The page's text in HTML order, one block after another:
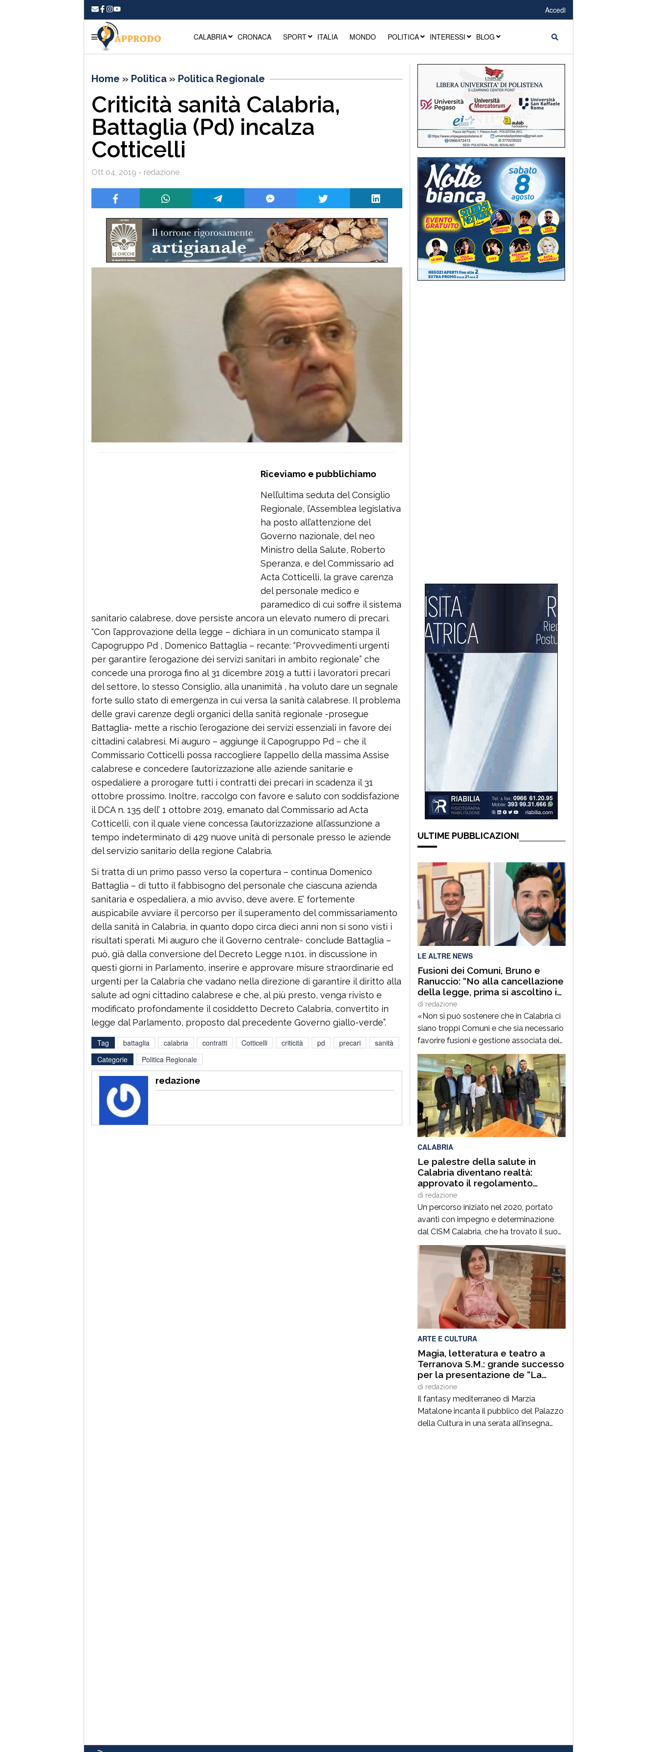
Accedi
CALABRIA CRONACA SPORT ITALIA MONDO POLITICA INTERESSI BLOG
Home » Politica » Politica Regionale
Criticità sanità Calabria,
Battaglia (Pd) incalza
Cotticelli
Ott 04, 2019 - redazione
Riceviamo e pubblichiamo
Nell’ultima seduta del Consiglio
Regionale, l’Assemblea legislativa
ha posto all’attenzione del
Governo nazionale, del neo
Ministro della Salute, Roberto
Speranza, e del Commissario ad
Acta Cotticelli, la grave carenza
del personale medico e
paramedico di cui soffre il sistema
sanitario calabrese, dove persiste ancora un elevato numero di precari.
“Con l’approvazione della legge – dichiara in un comunicato stampa il
Capogruppo Pd , Domenico Battaglia – recante: “Provvedimenti urgenti
per garantire l’erogazione dei servizi sanitari in ambito regionale” che
concede una proroga fino al 31 dicembre 2019 a tutti i lavoratori precari
del settore, lo stesso Consiglio, alla unanimità , ha voluto dare un segnale
forte sullo stato di emergenza in cui versa la sanità calabrese. Il problema
delle gravi carenze degli organici della sanità regionale -prosegue
Battaglia- mette a rischio l’erogazione dei servizi essenziali in favore dei
cittadini calabresi. Mi auguro – aggiunge il Capogruppo Pd – che il
Commissario Cotticelli possa raccogliere l’appello della massima Assise
calabrese e concedere l’autorizzazione alle aziende sanitarie e
ospedaliere a prorogare tutti i contratti dei precari in scadenza il 31
ottobre prossimo. Inoltre, raccolgo con favore e saluto con soddisfazione
il DCA n. 135 dell’ 1 ottobre 2019, emanato dal Commissario ad Acta
Cotticelli, con il quale viene concessa l’autorizzazione all’assunzione a
tempo indeterminato di 429 nuove unità di personale presso le aziende
del servizio sanitario della regione Calabria.
Si tratta di un primo passo verso la copertura – continua Domenico
Battaglia – di tutto il fabbisogno del personale che ciascuna azienda
sanitaria e ospedaliera, a mio avviso, deve avere. E’ fortemente
auspicabile avviare il percorso per il superamento del commissariamento
della sanità in Calabria, in quanto dopo circa dieci anni non si sono visti i
risultati sperati. Mi auguro che il Governo centrale- conclude Battaglia –
può, già dalla conversione del Decreto Legge n.101, in discussione in
questi giorni in Parlamento, inserire e approvare misure straordinarie ed
urgenti per la Calabria che vadano nella direzione di garantire il diritto alla
salute ad ogni cittadino calabrese e che, al più presto, venga rivisto e
modificato profondamente il cosiddetto Decreto Calabria, convertito in
legge dal Parlamento, proposto dal precedente Governo giallo-verde”.
Tag battaglia calabria contratti Cotticelli criticità pd precari
sanità
Categorie
Politica Regionale
redazione
ULTIME PUBBLICAZIONI
LE ALTRE NEWS
Fusioni dei Comuni, Bruno e
Ranuccio: “No alla cancellazione
della legge, prima si ascoltino i
sindaci”
di redazione
«Non si può sostenere che in Calabria ci
siano troppi Comuni e che sia necessario
favorire fusioni e gestione associata dei
servizi e, contemporaneamente,
cancellare la legge regionale che
sostiene proprio questi processi. Prima di
procedere con l’abrogazione della legge
15 del 2006 occorre ascoltare i sindaci e
valutare con attenzione tutte le
conseguenze che […]
CALABRIA
Le palestre della salute in
Calabria diventano realtà:
approvato il regolamento
attuativo
di redazione
Un percorso iniziato nel 2020, portato
avanti con impegno e determinazione
dal CISM Calabria, che ha trovato il suo
primo importante traguardo con
l’approvazione della legge regionale nel
2023 e che oggi si completa con un
ulteriore passaggio fondamentale:
l’approvazione del regolamento
attuativo che disciplina il riconoscimento
e il funzionamento delle Palestre della
Salute in […]
ARTE E CULTURA
Magia, letteratura e teatro a
Terranova S.M.: grande successo
per la presentazione de “La
Profezia del Quinto Vertice-La
fiamma duplice”
di redazione
Il fantasy mediterraneo di Marzia
Matalone incanta il pubblico del Palazzo
della Cultura in una serata all’insegna